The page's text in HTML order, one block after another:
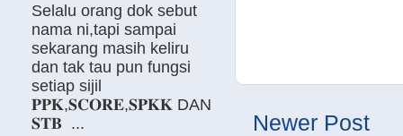
Newer Post
Selalu orang dok sebut
nama ni,tapi sampai
sekarang masih keliru
dan tak tau pun fungsi
setiap sijil
𝐏𝐏𝐊,𝐒𝐂𝐎𝐑𝐄,𝐒𝐏𝐊𝐊 DAN
𝐒𝐓𝐁 ...